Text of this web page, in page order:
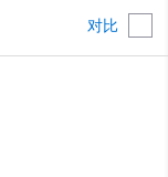
对比